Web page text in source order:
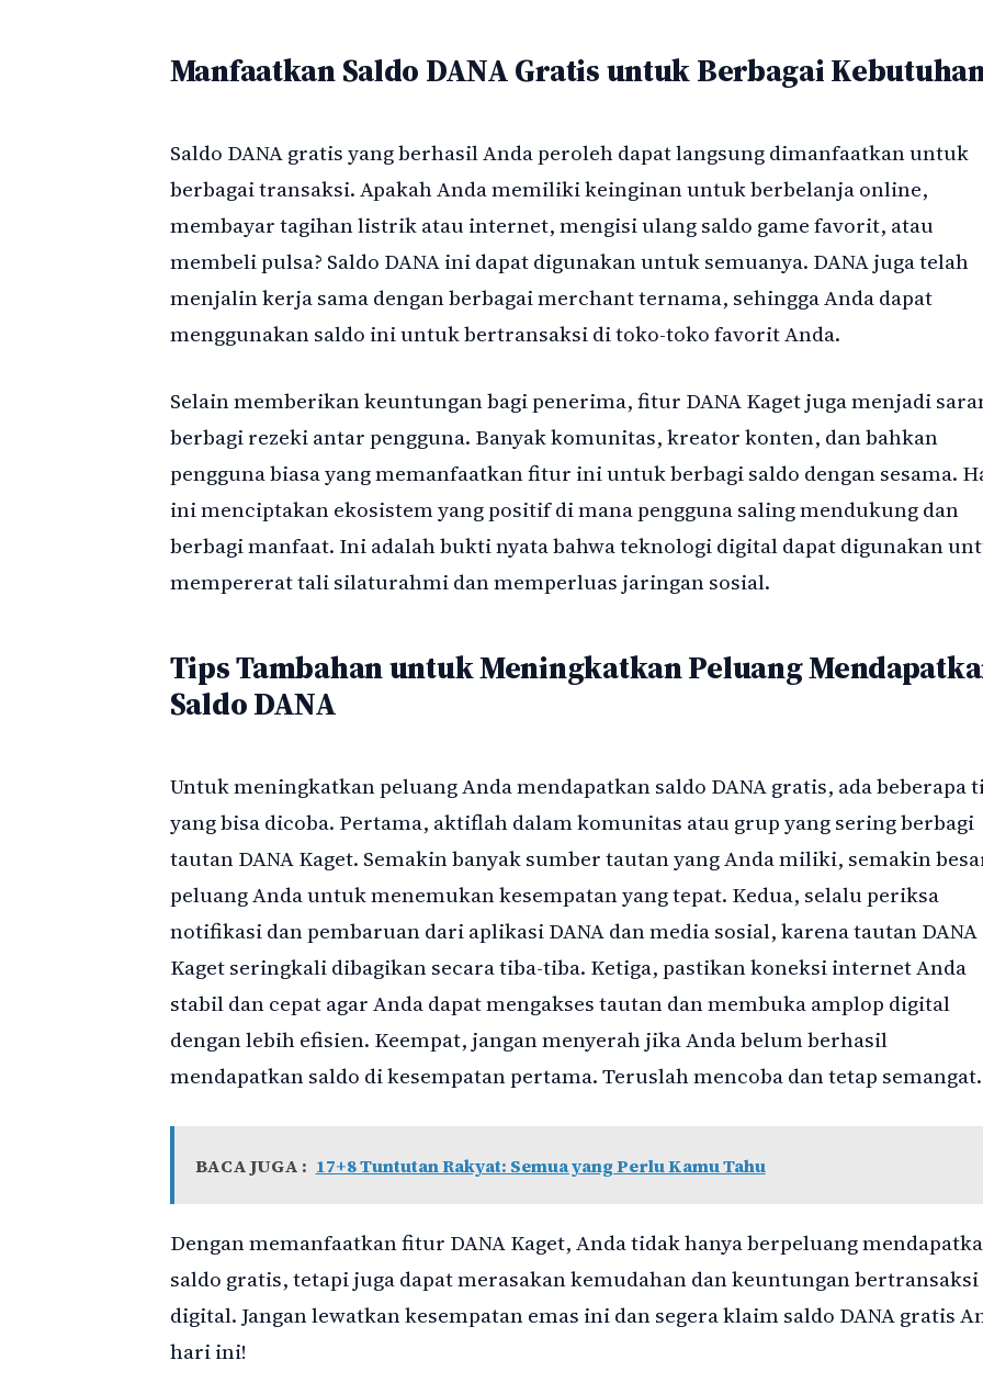
Manfaatkan Saldo DANA Gratis untuk Berbagai
Saldo DANA gratis yang berhasil Anda peroleh dapat langsung dimanfaatkan untuk
berbagai transaksi. Apakah Anda memiliki keinginan untuk berbelanja online,
membayar tagihan listrik atau internet, mengisi ulang saldo game favorit, atau
membeli pulsa? Saldo DANA ini dapat digunakan untuk semuanya. DANA juga telah
menjalin kerja sama dengan berbagai merchant ternama, sehingga Anda dapat
menggunakan saldo ini untuk bertransaksi di toko-toko favorit Anda.
Selain memberikan keuntungan bagi penerima, fitur DANA Kaget juga menjadi
berbagi rezeki antar pengguna. Banyak komunitas, kreator konten, dan bahkan
pengguna biasa yang memanfaatkan fitur ini untuk berbagi saldo dengan sesama.
ini menciptakan ekosistem yang positif di mana pengguna saling mendukung dan
berbagi manfaat. Ini adalah bukti nyata bahwa teknologi digital dapat digunakan
mempererat tali silaturahmi dan memperluas jaringan sosial.
Tips Tambahan untuk Meningkatkan Peluang
Saldo DANA
Untuk meningkatkan peluang Anda mendapatkan saldo DANA gratis, ada beberapa
yang bisa dicoba. Pertama, aktiflah dalam komunitas atau grup yang sering berbagi
tautan DANA Kaget. Semakin banyak sumber tautan yang Anda miliki, semakin
peluang Anda untuk menemukan kesempatan yang tepat. Kedua, selalu periksa
notifikasi dan pembaruan dari aplikasi DANA dan media sosial, karena tautan DANA
Kaget seringkali dibagikan secara tiba-tiba. Ketiga, pastikan koneksi internet Anda
stabil dan cepat agar Anda dapat mengakses tautan dan membuka amplop digital
dengan lebih efisien. Keempat, jangan menyerah jika Anda belum berhasil
mendapatkan saldo di kesempatan pertama. Teruslah mencoba dan tetap semangat.
BACA JUGA : 17+8 Tuntutan Rakyat: Semua yang Perlu Kamu Tahu
Dengan memanfaatkan fitur DANA Kaget, Anda tidak hanya berpeluang
saldo gratis, tetapi juga dapat merasakan kemudahan dan keuntungan bertransaksi
digital. Jangan lewatkan kesempatan emas ini dan segera klaim saldo DANA gratis
hari ini!